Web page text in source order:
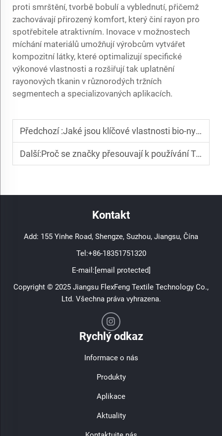
proti smrštění, tvorbě bobulí a vyblednutí, přičemž
zachovávají přirozený komfort, který činí rayon pro
spotřebitele atraktivním. Inovace v možnostech
míchání materiálů umožňují výrobcům vytvářet
kompozitní látky, které optimalizují specifické
výkonové vlastnosti a rozšiřují tak uplatnění
rayonových tkanin v různorodých tržních
segmentech a specializovaných aplikacích.
Předchozí :Jaké jsou klíčové vlastnosti bio-nylonových látek
Další:Proč se značky přesouvají k používání Tencelu pro materiály luxusní módy
Kontakt
Add: 155 Yinhe Road, Shengze, Suzhou, Jiangsu, Čína
Tel:+86-18351751320
E-mail:[email protected]
Copyright © 2025 Jiangsu FlexFeng Textile Technology Co.,
Ltd. Všechna práva vyhrazena.
Rychlý odkaz
Informace o nás
Produkty
Aplikace
Aktuality